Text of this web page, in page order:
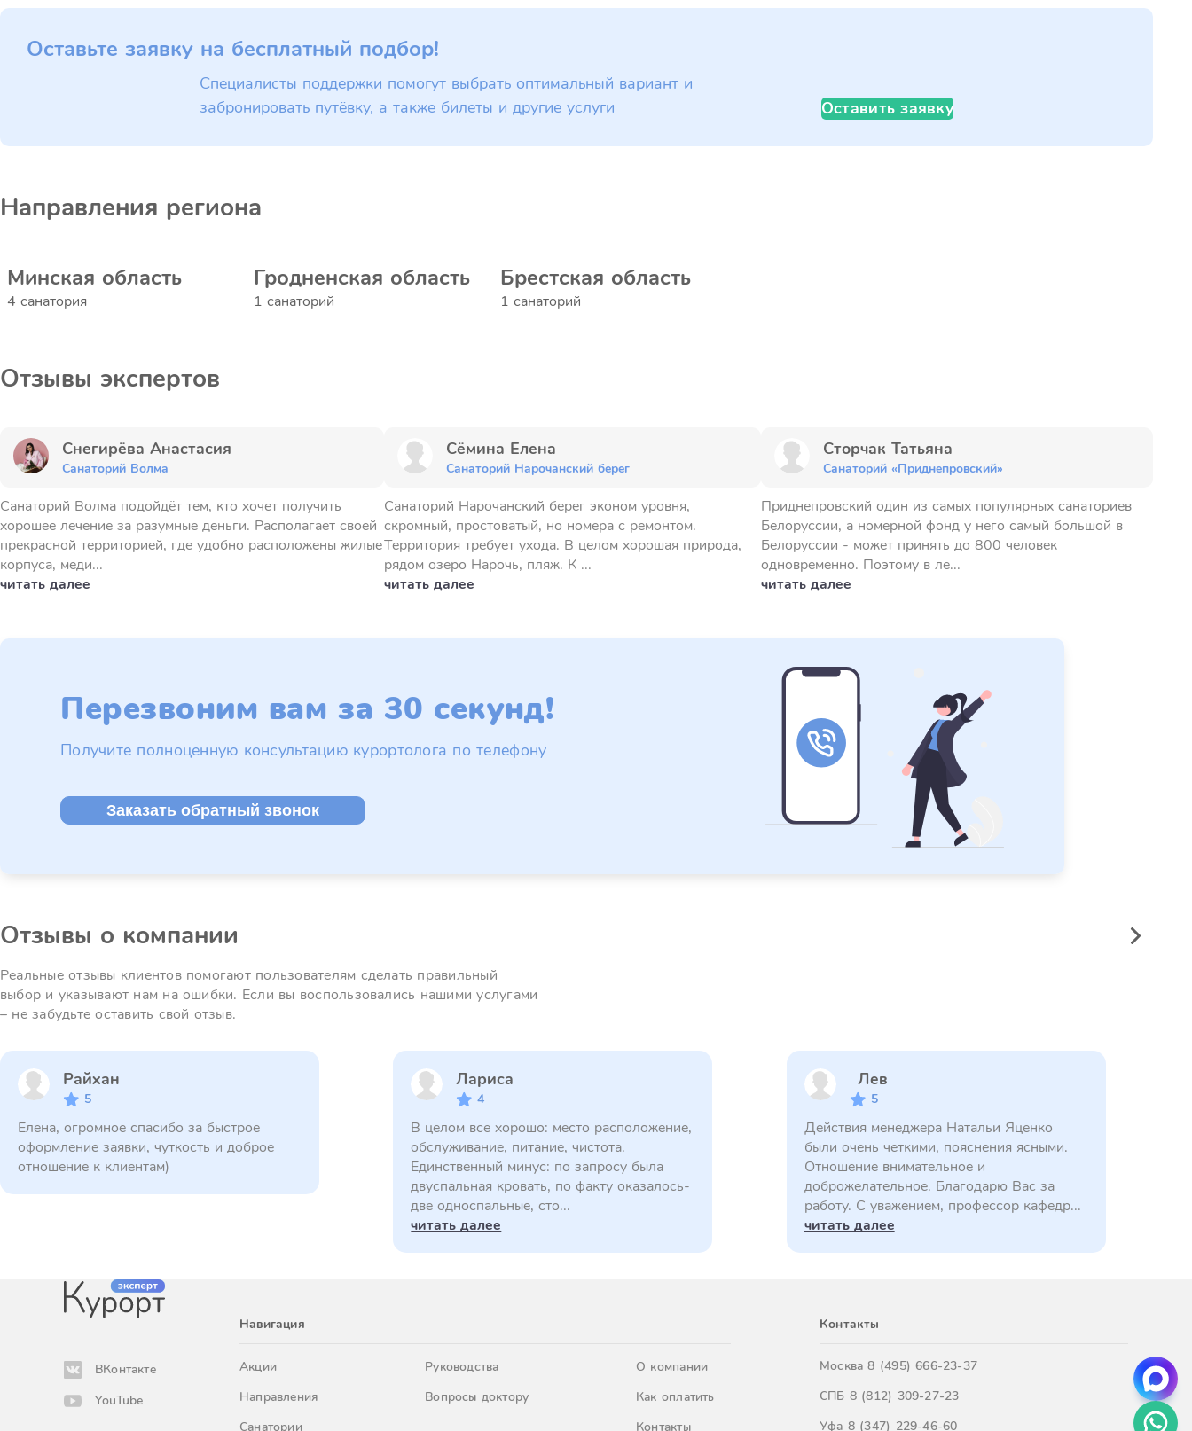
Оставьте заявку на бесплатный подбор!
Специалисты поддержки помогут выбрать оптимальный вариант и
забронировать путёвку, а также билеты и другие услуги
Оставить заявку
Направления региона
Минская область
4 санатория
Гродненская область
1 санаторий
Брестская область
1 санаторий
Отзывы экспертов
Снегирёва Анастасия
Санаторий Волма
Санаторий Волма подойдёт тем, кто хочет получить
хорошее лечение за разумные деньги. Располагает своей
прекрасной территорией, где удобно расположены жилые
корпуса, меди...
читать далее
Сёмина Елена
Санаторий Нарочанский берег
Санаторий Нарочанский берег эконом уровня,
скромный, простоватый, но номера с ремонтом.
Территория требует ухода. В целом хорошая природа,
рядом озеро Нарочь, пляж. К ...
читать далее
Сторчак Татьяна
Санаторий «Приднепровский»
Приднепровский один из самых популярных санаториев
Белоруссии, а номерной фонд у него самый большой в
Белоруссии - может принять до 800 человек
одновременно. Поэтому в ле...
читать далее
Перезвоним вам за 30 секунд!
Получите полноценную консультацию курортолога по телефону
Заказать обратный звонок
Отзывы о компании
Реальные отзывы клиентов помогают пользователям сделать правильный
выбор и указывают нам на ошибки. Если вы воспользовались нашими услугами
– не забудьте оставить свой отзыв.
Райхан
5
Елена, огромное спасибо за быстрое
оформление заявки, чуткость и доброе
отношение к клиентам)
Лариса
4
В целом все хорошо: место расположение,
обслуживание, питание, чистота.
Единственный минус: по запросу была
двуспальная кровать, по факту оказалось-
две односпальные, сто...
читать далее
Лев
5
Действия менеджера Натальи Яценко
были очень четкими, пояснения ясными.
Отношение внимательное и
доброжелательное. Благодарю Вас за
работу. С уважением, профессор кафедр...
читать далее
ВКонтакте
YouTube
Навигация
Акции
Направления
Санатории
Руководства
Вопросы доктору
О компании
Как оплатить
Контакты
Контакты
Москва8 (495) 666-23-37
СПБ 8 (812) 309-27-23
Уфа 8 (347) 229-46-60